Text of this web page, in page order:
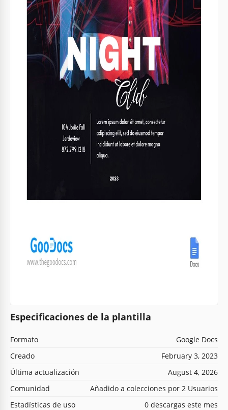
Especificaciones de la plantilla
Formato
Google Docs
Creado
February 3, 2023
Última actualización
August 4, 2026
Comunidad
Añadido a colecciones por 2 Usuarios
Estadísticas de uso
0 descargas este mes